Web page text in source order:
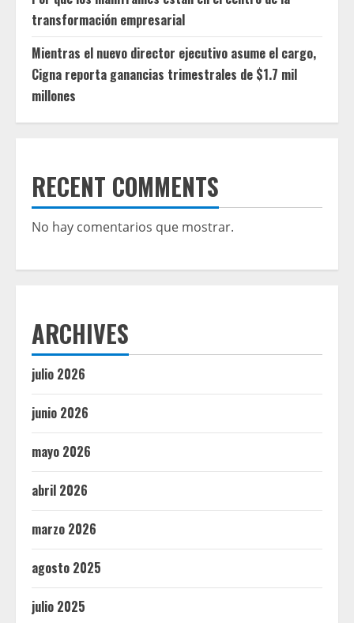
transformación empresarial
Mientras el nuevo director ejecutivo asume el cargo,
Cigna reporta ganancias trimestrales de $1.7 mil
millones
RECENT COMMENTS
No hay comentarios que mostrar.
ARCHIVES
julio 2026
junio 2026
mayo 2026
abril 2026
marzo 2026
agosto 2025
julio 2025